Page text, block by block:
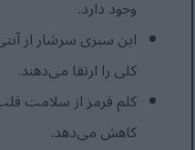
وجود دارد.
این سبزی سرشار از
کلی را ارتقا می‌دهند.
کلم قرمز از سلامت
کاهش می‌دهد.